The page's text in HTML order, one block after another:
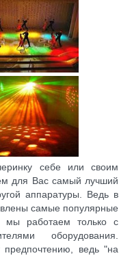
себе или своим
для Вас самый лучший
аппаратуры. Ведь в
самые популярные
мы работаем только с
оборудования.
ведь "на